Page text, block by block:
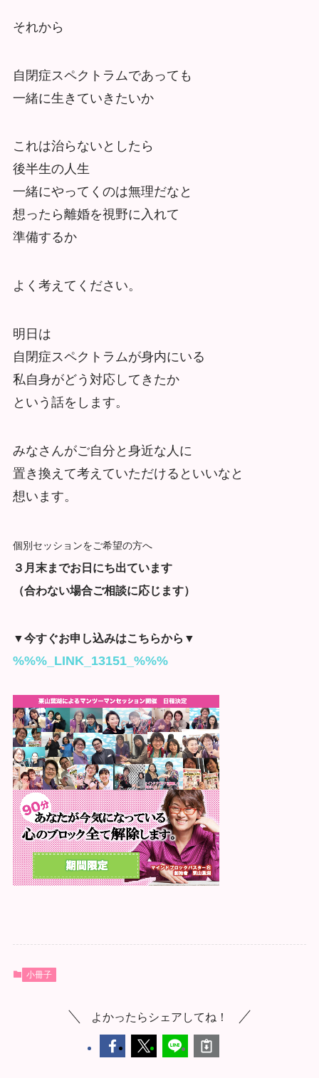
それから
自閉症スペクトラムであっても
一緒に生きていきたいか
これは治らないとしたら
後半生の人生
一緒にやってくのは無理だなと
想ったら離婚を視野に入れて
準備するか
よく考えてください。
明日は
自閉症スペクトラムが身内にいる
私自身がどう対応してきたか
という話をします。
みなさんがご自分と身近な人に
置き換えて考えていただけるといいなと
想います。
個別セッションをご希望の方へ
３月末までお日にち出ています
（合わない場合ご相談に応じます）
▼今すぐお申し込みはこちらから▼
%%%_LINK_13151_%%%
小冊子
よかったらシェアしてね！